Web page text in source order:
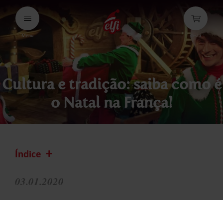
Avançar
conteúdos
Menu Cesta
Cultura e tradição: saiba como é
o Natal na França!
Índice
03.01.2020